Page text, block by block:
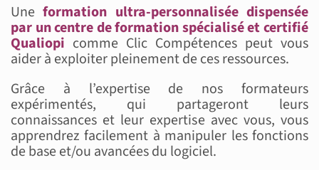
Uneformation ultra-personnalisée dispensée
par un centre de formation spécialisé et certifié
Qualiopi comme Clic Compétences peut vous
aider à exploiter pleinement de ces ressources.
Grâce à l’expertise de nos formateurs
expérimentés, qui partageront leurs
connaissances et leur expertise avec vous, vous
apprendrez facilement à manipuler les fonctions
de base et/ou avancées du logiciel.